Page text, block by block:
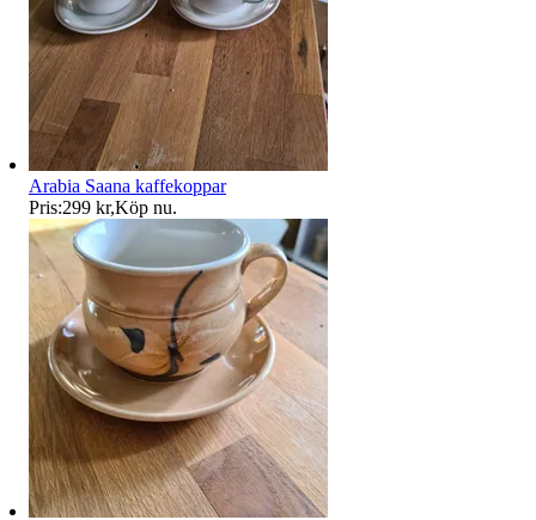
Arabia Saana kaffekoppar
Pris:299 kr,Köp nu.